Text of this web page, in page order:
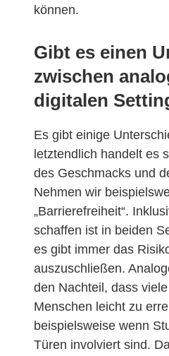
können.
Gibt es einen
zwischen
digitalen
Es gibt einige
letztendlich handelt es
des Geschmacks und
Nehmen wir
„Barrierefreiheit“.
schaffen ist in beiden
es gibt immer das
auszuschließen.
den Nachteil, dass
Menschen leicht zu
beispielsweise wenn
Türen involviert sind.